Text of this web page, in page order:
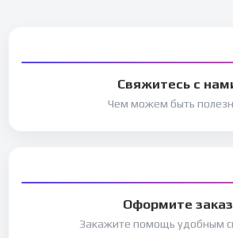
Свяжитесь с
Чем можем быть
Оформите заказ
Закажите помощь удобным